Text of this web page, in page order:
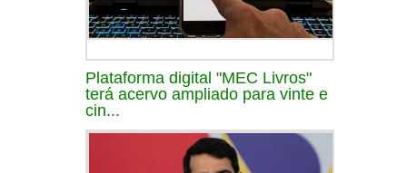
Plataforma digital "MEC Livros"
terá acervo ampliado para vinte e
cin...